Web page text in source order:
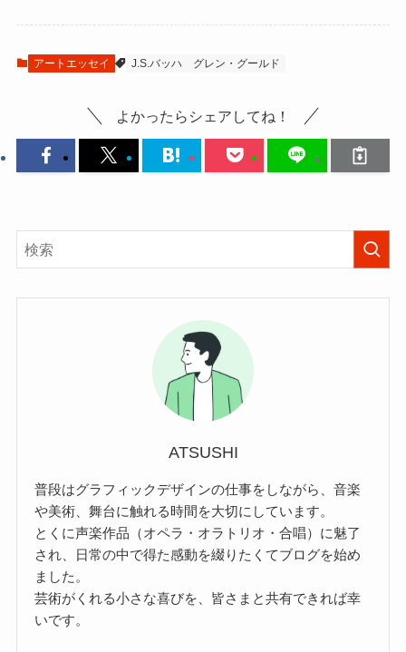
アートエッセイ J.S.バッハ グレン・グールド
よかったらシェアしてね！
ATSUSHI
普段はグラフィックデザインの仕事をしながら、音楽
や美術、舞台に触れる時間を大切にしています。
とくに声楽作品（オペラ・オラトリオ・合唱）に魅了
され、日常の中で得た感動を綴りたくてブログを始め
ました。
芸術がくれる小さな喜びを、皆さまと共有できれば幸
いです。